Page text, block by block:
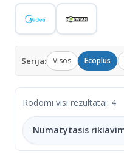
Serija: Visos Ecoplus
Rodomi visi rezultatai: 4